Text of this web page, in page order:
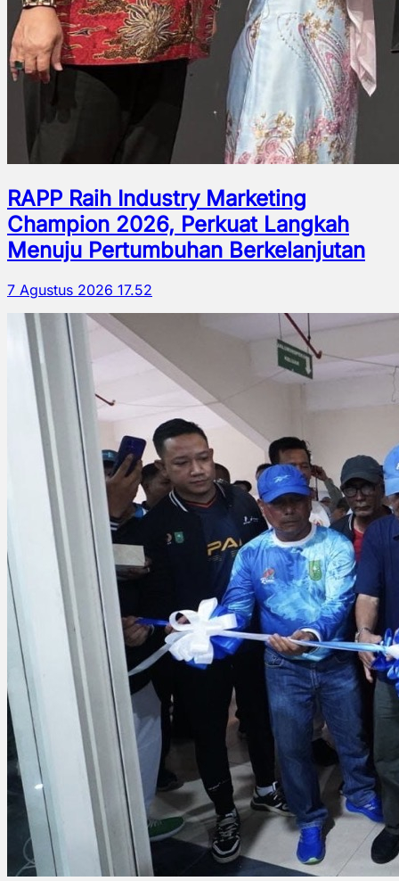
RAPP Raih Industry Marketing
Champion 2026, Perkuat Langkah
Menuju Pertumbuhan Berkelanjutan
7 Agustus 2026 17.52